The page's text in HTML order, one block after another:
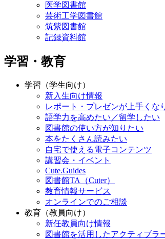
医学図書館
芸術工学図書館
筑紫図書館
記録資料館
学習・教育
学習（学生向け）
新入生向け情報
レポート・プレゼンが上手くな
語学力を高めたい／留学したい
図書館の使い方が知りたい
本をたくさん読みたい
自宅で使える電子コンテンツ
講習会・イベント
Cute.Guides
図書館TA（Cuter）
教育情報サービス
オンラインでのご相談
教育（教員向け）
新任教員向け情報
図書館を活用したアクティブラ